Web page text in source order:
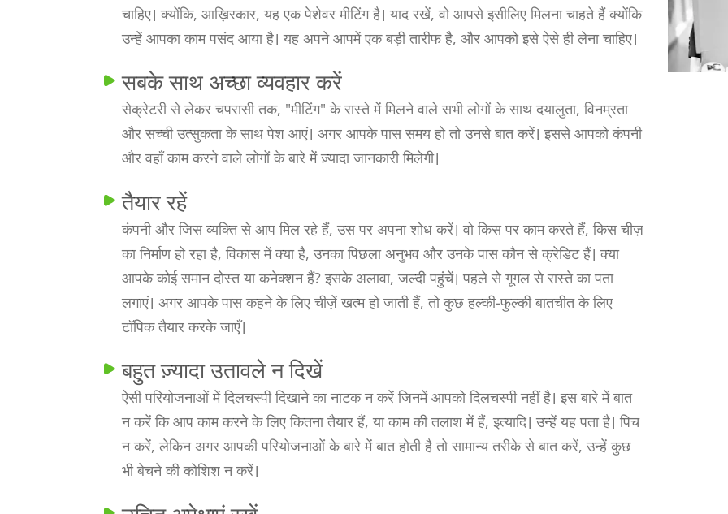
चाहिए। क्योंकि, आख़िरकार, यह एक पेशेवर मीटिंग है। याद रखें, वो आपसे इसीलिए मिलना चाहते हैं क्योंकि
उन्हें आपका काम पसंद आया है। यह अपने आपमें एक बड़ी तारीफ है, और आपको इसे ऐसे ही लेना चाहिए।
सबके साथ अच्छा व्यवहार करें
सेक्रेटरी से लेकर चपरासी तक, "मीटिंग" के रास्ते में मिलने वाले सभी लोगों के साथ दयालुता, विनम्रता
और सच्ची उत्सुकता के साथ पेश आएं। अगर आपके पास समय हो तो उनसे बात करें। इससे आपको कंपनी
और वहाँ काम करने वाले लोगों के बारे में ज़्यादा जानकारी मिलेगी।
तैयार रहें
कंपनी और जिस व्यक्ति से आप मिल रहे हैं, उस पर अपना शोध करें। वो किस पर काम करते हैं, किस चीज़
का निर्माण हो रहा है, विकास में क्या है, उनका पिछला अनुभव और उनके पास कौन से क्रेडिट हैं। क्या
आपके कोई समान दोस्त या कनेक्शन हैं? इसके अलावा, जल्दी पहुंचें। पहले से गूगल से रास्ते का पता
लगाएं। अगर आपके पास कहने के लिए चीज़ें खत्म हो जाती हैं, तो कुछ हल्की-फुल्की बातचीत के लिए
टॉपिक तैयार करके जाएँ।
बहुत ज़्यादा उतावले न दिखें
ऐसी परियोजनाओं में दिलचस्पी दिखाने का नाटक न करें जिनमें आपको दिलचस्पी नहीं है। इस बारे में बात
न करें कि आप काम करने के लिए कितना तैयार हैं, या काम की तलाश में हैं, इत्यादि। उन्हें यह पता है। पिच
न करें, लेकिन अगर आपकी परियोजनाओं के बारे में बात होती है तो सामान्य तरीके से बात करें, उन्हें कुछ
भी बेचने की कोशिश न करें।